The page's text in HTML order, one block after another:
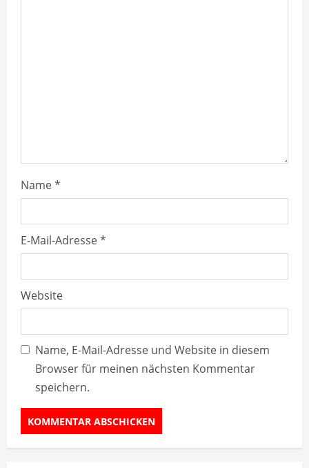
n
g
Name*
E-Mail-Adresse*
Website
Name, E-Mail-Adresse und Website in diesem
Browser für meinen nächsten Kommentar
speichern.